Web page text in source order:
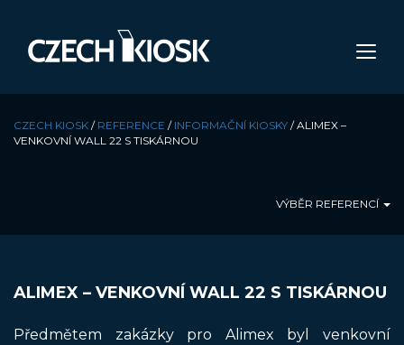
CZECH KIOSK / REFERENCE / INFORMAČNÍ KIOSKY /ALIMEX –
VENKOVNÍ WALL 22 S TISKÁRNOU
VÝBĚR REFERENCÍ
ALIMEX – VENKOVNÍ WALL 22 S TISKÁRNOU
Předmětem zakázky pro Alimex byl venkovní